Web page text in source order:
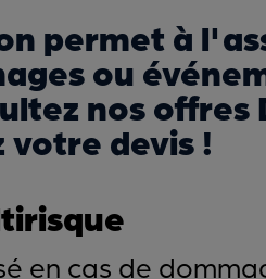
permet à
ou
nos offres
votre devis !
en cas de